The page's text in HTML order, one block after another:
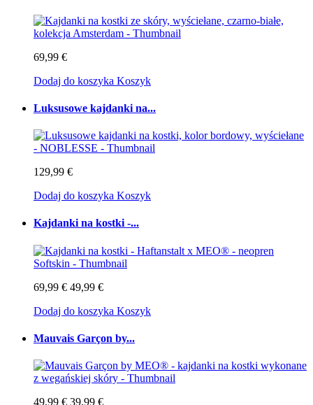
69,99 €
Dodaj do koszyka Koszyk
Luksusowe kajdanki na...
129,99 €
Dodaj do koszyka Koszyk
Kajdanki na kostki -...
69,99 € 49,99 €
Dodaj do koszyka Koszyk
Mauvais Garçon by...
49,99 € 39,99 €